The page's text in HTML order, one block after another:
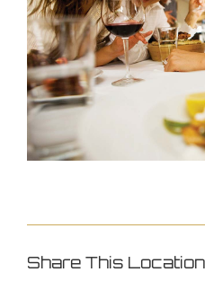
Image
Share This